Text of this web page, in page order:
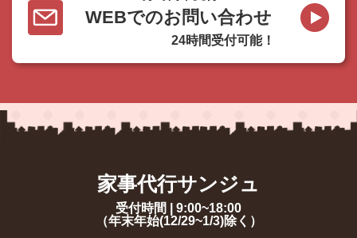
WEBでのお問い合わせ
24時間受付可能！
家事代行サンジュ
受付時間 | 9:00~18:00
（年末年始(12/29~1/3)除く）